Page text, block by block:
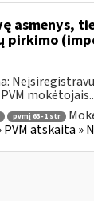
asmenys,
pvmį 63-1 str
atskaita »